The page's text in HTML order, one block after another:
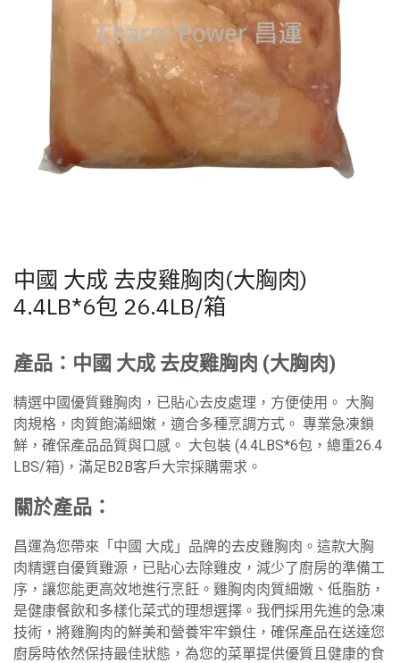
中國 大成 去皮雞胸肉(大胸肉)
4.4LB*6包 26.4LB/箱
產品：中國 大成 去皮雞胸肉 (大胸肉)
精選中國優質雞胸肉，已貼心去皮處理，方便使用。 大胸
肉規格，肉質飽滿細嫩，適合多種烹調方式。 專業急凍鎖
鮮，確保產品品質與口感。 大包裝 (4.4LBS*6包，總重26.4
LBS/箱)，滿足B2B客戶大宗採購需求。
關於產品：
昌運為您帶來「中國 大成」品牌的去皮雞胸肉。這款大胸
肉精選自優質雞源，已貼心去除雞皮，減少了廚房的準備工
序，讓您能更高效地進行烹飪。雞胸肉肉質細嫩、低脂肪，
是健康餐飲和多樣化菜式的理想選擇。我們採用先進的急凍
技術，將雞胸肉的鮮美和營養牢牢鎖住，確保產品在送達您
廚房時依然保持最佳狀態，為您的菜單提供優質且健康的食